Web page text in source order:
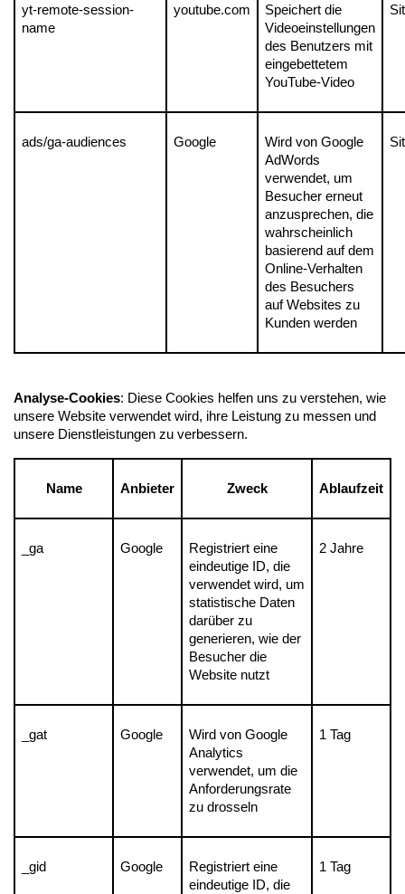
yt-remote-session-
name
youtube.com
Speichert die
Videoeinstellungen
des Benutzers mit
eingebettetem
YouTube-Video
ads/ga-audiences Google
Wird von Google
AdWords
verwendet, um
Besucher erneut
anzusprechen, die
wahrscheinlich
basierend auf dem
Online-Verhalten
des Besuchers
auf Websites zu
Kunden werden
Analyse-Cookies: Diese Cookies helfen uns zu verstehen, wie
unsere Website verwendet wird, ihre Leistung zu messen und
unsere Dienstleistungen zu verbessern.
Name Anbieter Zweck Ablaufzeit
_ga Google
Registriert eine
eindeutige ID, die
verwendet wird, um
statistische Daten
darüber zu
generieren, wie der
Besucher die
Website nutzt
2 Jahre
_gat Google
Wird von Google
Analytics
verwendet, um die
Anforderungsrate
zu drosseln
1 Tag
_gid Google
Registriert eine
eindeutige ID, die
1 Tag